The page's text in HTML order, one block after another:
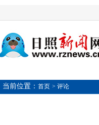
当前位置： 首页 > 评论